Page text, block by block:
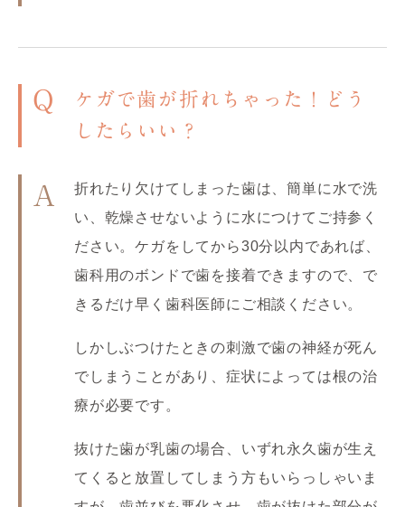
Q
ケガで歯が折れちゃった！どう
したらいい？
A
折れたり欠けてしまった歯は、簡単に水で洗
い、乾燥させないように水につけてご持参く
ださい。ケガをしてから30分以内であれば、
歯科用のボンドで歯を接着できますので、で
きるだけ早く歯科医師にご相談ください。
しかしぶつけたときの刺激で歯の神経が死ん
でしまうことがあり、症状によっては根の治
療が必要です。
抜けた歯が乳歯の場合、いずれ永久歯が生え
てくると放置してしまう方もいらっしゃいま